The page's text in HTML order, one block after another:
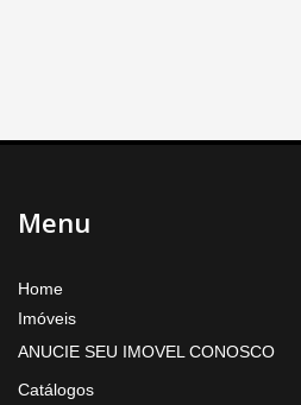
Menu
Home
Imóveis
ANUCIE SEU IMOVEL CONOSCO
Catálogos